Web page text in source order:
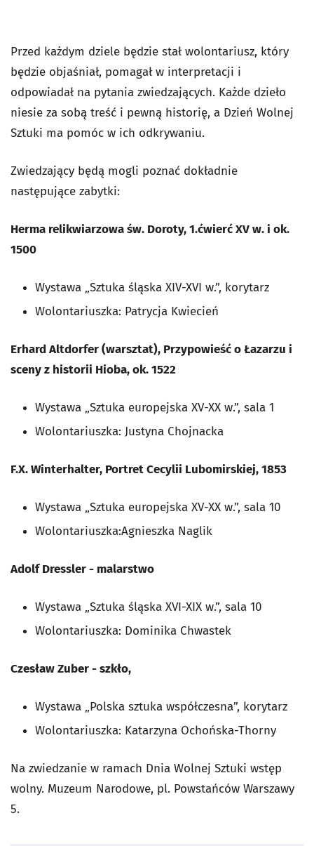
Przed każdym dziele będzie stał wolontariusz, który
będzie objaśniał, pomagał w interpretacji i
odpowiadał na pytania zwiedzających. Każde dzieło
niesie za sobą treść i pewną historię, a Dzień Wolnej
Sztuki ma pomóc w ich odkrywaniu.
Zwiedzający będą mogli poznać dokładnie
następujące zabytki:
Herma relikwiarzowa św. Doroty, 1.ćwierć XV w. i ok.
1500
Wystawa „Sztuka śląska XIV-XVI w.”, korytarz
Wolontariuszka: Patrycja Kwiecień
Erhard Altdorfer (warsztat), Przypowieść o Łazarzu i
sceny z historii Hioba, ok. 1522
Wystawa „Sztuka europejska XV-XX w.”, sala 1
Wolontariuszka: Justyna Chojnacka
F.X. Winterhalter, Portret Cecylii Lubomirskiej, 1853
Wystawa „Sztuka europejska XV-XX w.”, sala 10
Wolontariuszka:Agnieszka Naglik
Adolf Dressler - malarstwo
Wystawa „Sztuka śląska XVI-XIX w.”, sala 10
Wolontariuszka: Dominika Chwastek
Czesław Zuber - szkło,
Wystawa „Polska sztuka współczesna”, korytarz
Wolontariuszka: Katarzyna Ochońska-Thorny
Na zwiedzanie w ramach Dnia Wolnej Sztuki wstęp
wolny. Muzeum Narodowe, pl. Powstańców Warszawy
5.